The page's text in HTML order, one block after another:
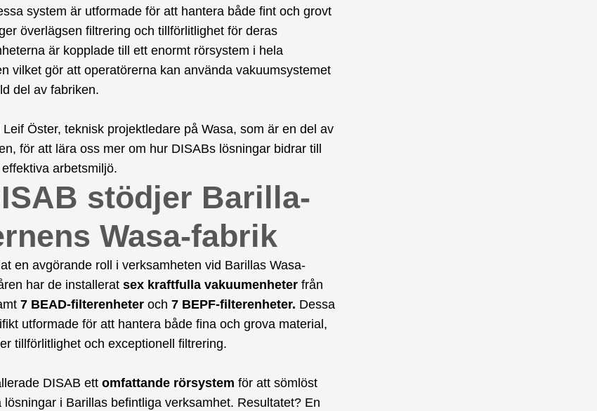
system är utformade för att hantera både fint och grovt
överlägsen filtrering och tillförlitlighet för deras
är kopplade till ett enormt rörsystem i hela
vilket gör att operatörerna kan använda vakuumsystemet
del av fabriken.
Öster, teknisk projektledare på Wasa, som är en del av
för att lära oss mer om hur DISABs lösningar bidrar till
arbetsmiljö.
stödjer Barilla-
Wasa-fabrik
en avgörande roll i verksamheten vid Barillas Wasa-
har de installerat sex kraftfulla vakuumenheter från
7 BEAD-filterenheter och 7 BEPF-filterenheter. Dessa
utformade för att hantera både fina och grova material,
tillförlitlighet och exceptionell filtrering.
DISAB ett omfattande rörsystem för att sömlöst
lösningar i Barillas befintliga verksamhet. Resultatet? En